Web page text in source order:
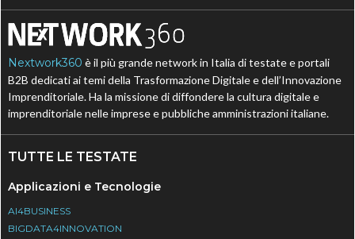
Nextwork360 è il più grande network in Italia di testate e portali
B2B dedicati ai temi della Trasformazione Digitale e dell’Innovazione
Imprenditoriale. Ha la missione di diffondere la cultura digitale e
imprenditoriale nelle imprese e pubbliche amministrazioni italiane.
TUTTE LE TESTATE
Applicazioni e Tecnologie
AI4BUSINESS
BIGDATA4INNOVATION